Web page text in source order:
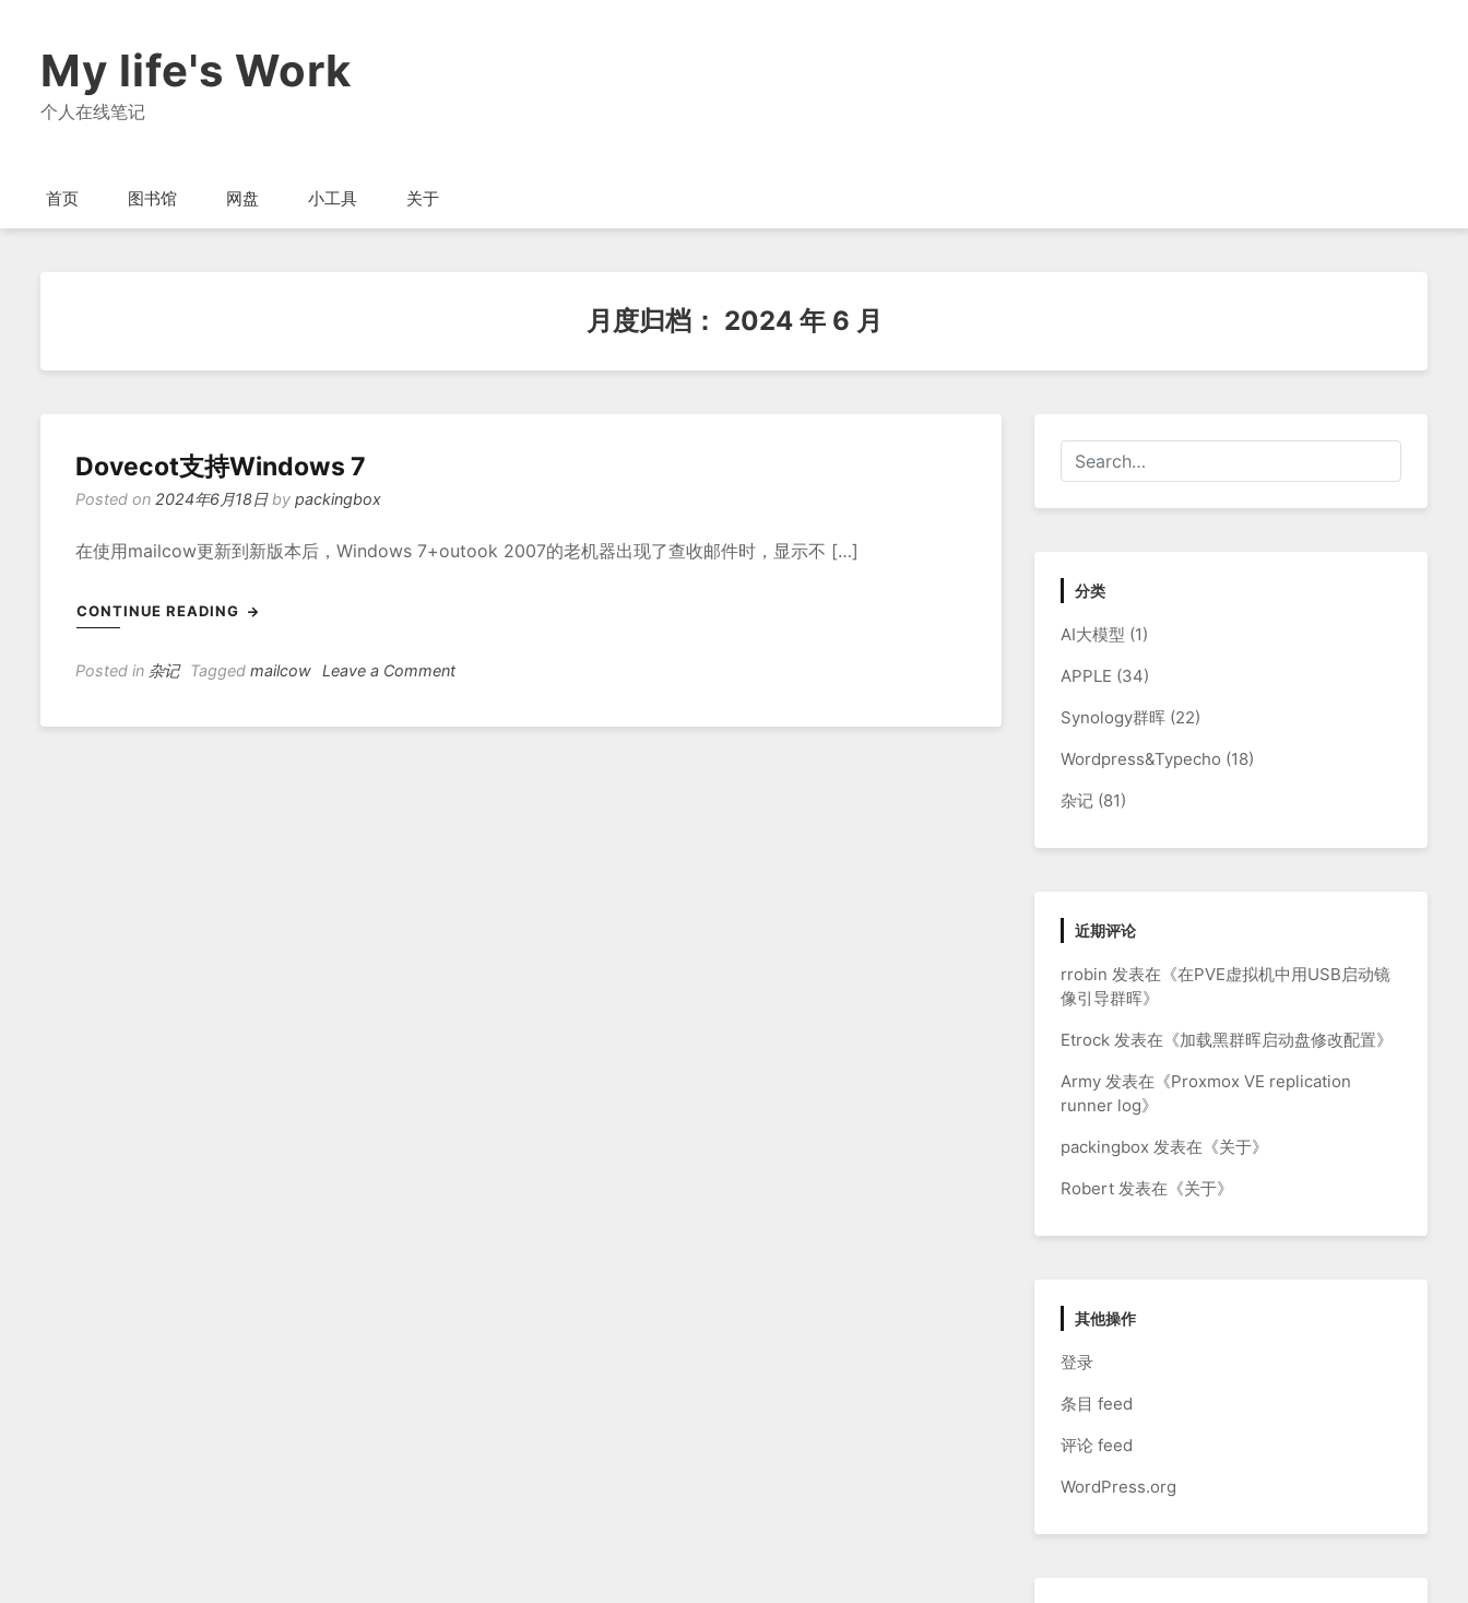
My life's Work
个人在线笔记
首页 图书馆 网盘 小工具 关于
月度归档： 2024 年 6 月
Dovecot支持Windows 7
Posted on 2024年6月18日by packingbox
在使用mailcow更新到新版本后，Windows 7+outook 2007的老机器出现了查收邮件时，显示不 […]
CONTINUE READING
Posted in 杂记 Tagged mailcow Leave a Commenton
分类
AI大模型 (1)
APPLE (34)
Synology群晖 (22)
Wordpress&Typecho (18)
杂记 (81)
近期评论
rrobin 发表在《在PVE虚拟机中用USB启动镜
像引导群晖》
Etrock 发表在《加载黑群晖启动盘修改配置》
Army 发表在《Proxmox VE replication
runner log》
packingbox 发表在《关于》
Robert 发表在《关于》
其他操作
登录
条目 feed
评论 feed
WordPress.org